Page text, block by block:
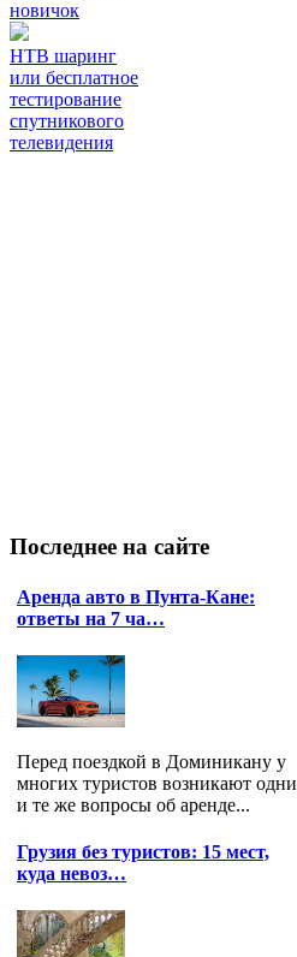
новичок
НТВ шаринг
или бесплатное
тестирование
спутникового
телевидения
Последнее на сайте
Аренда авто в Пунта-Кане:
ответы на 7 ча…
Перед поездкой в Доминикану у
многих туристов возникают одни
и те же вопросы об аренде...
Грузия без туристов: 15 мест,
куда невоз…